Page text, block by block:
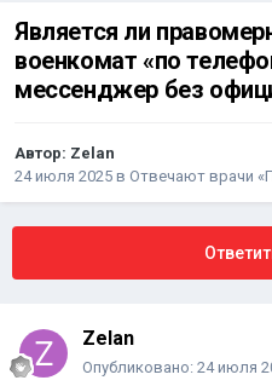
Является ли
военкомат «по
мессенджер без
Автор: Zelan
24 июля 2025 в Отвечают врачи
Zelan
Опубликовано: 24 июля